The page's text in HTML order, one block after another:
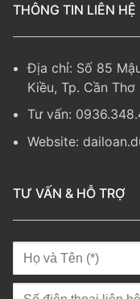
THÔNG TIN LIÊN HỆ
Địa chỉ: Số 85
Kiều, Tp. Cần
Tư vấn:
Website:
TƯ VẤN & HỖ TRỢ